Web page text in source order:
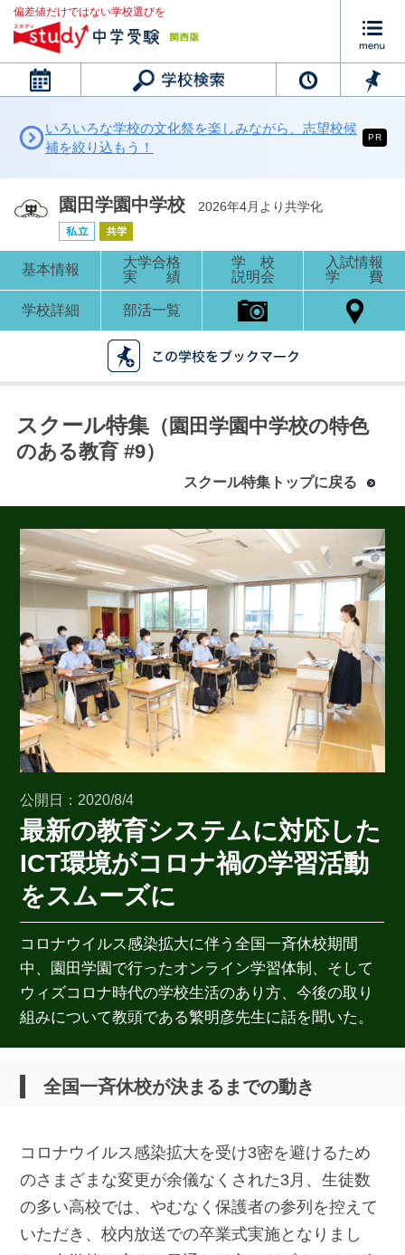
偏差値だけではない学校選びを
カレンダー
最近見た学校
園田学園中学校2026年4月より共学化
ブックマークした学校
ブックマークした学校はありません
いろいろな学校の文化祭を楽しみながら、志望校候
補を絞り込もう！
PR
園田学園中学校 2026年4月より共学化
基本情報
大学合格
実 績
学 校
説明会
入試情報
学 費
学校詳細 部活一覧
スクール特集（園田学園中学校の特色
のある教育 #9）
スクール特集トップに戻る
公開日：2020/8/4
最新の教育システムに対応した
ICT環境がコロナ禍の学習活動
をスムーズに
コロナウイルス感染拡大に伴う全国一斉休校期間
中、園田学園で行ったオンライン学習体制、そして
ウィズコロナ時代の学校生活のあり方、今後の取り
組みについて教頭である繁明彦先生に話を聞いた。
全国一斉休校が決まるまでの動き
コロナウイルス感染拡大を受け3密を避けるため
のさまざまな変更が余儀なくされた3月、生徒数
の多い高校では、やむなく保護者の参列を控えて
いただき、校内放送での卒業式実施となりまし